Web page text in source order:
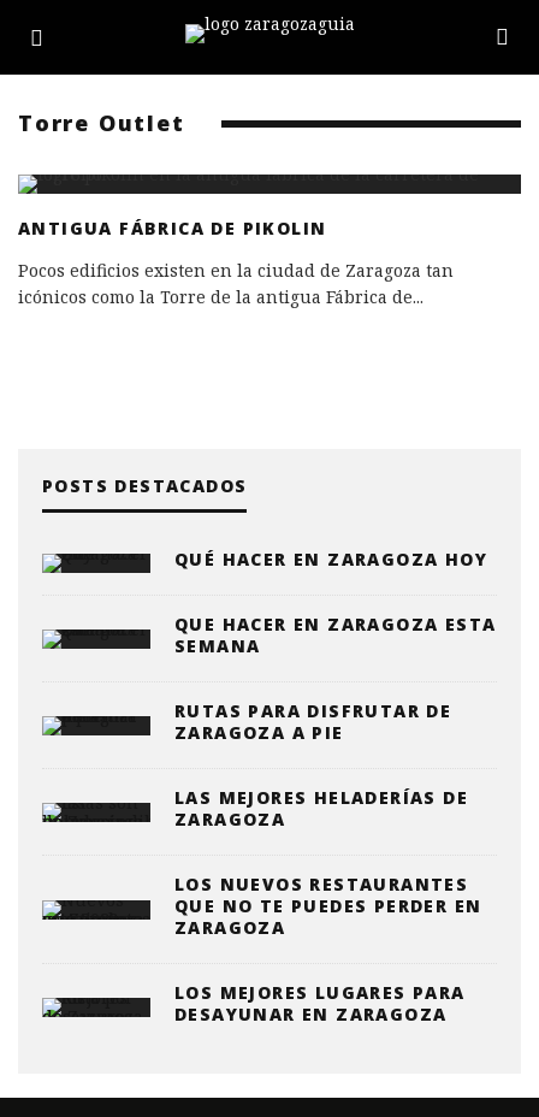
Torre Outlet
ANTIGUA FÁBRICA DE PIKOLIN
Pocos edificios existen en la ciudad de Zaragoza tan
icónicos como la Torre de la antigua Fábrica de...
POSTS DESTACADOS
QUÉ HACER EN ZARAGOZA HOY
QUE HACER EN ZARAGOZA ESTA
SEMANA
RUTAS PARA DISFRUTAR DE
ZARAGOZA A PIE
LAS MEJORES HELADERÍAS DE
ZARAGOZA
LOS NUEVOS RESTAURANTES
QUE NO TE PUEDES PERDER EN
ZARAGOZA
LOS MEJORES LUGARES PARA
DESAYUNAR EN ZARAGOZA